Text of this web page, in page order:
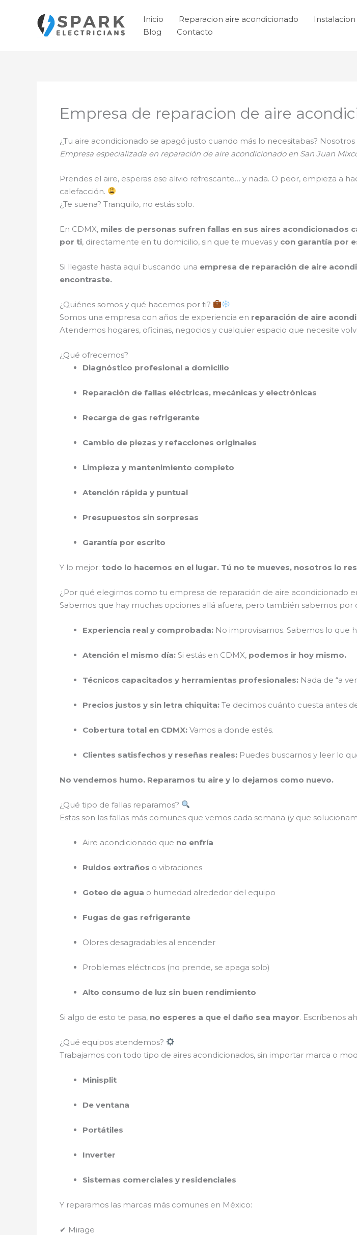
contenido
Inicio Reparacion aire acondicionado
Blog
Contacto
Empresa de reparacion de aire
¿Tu aire acondicionado se apagó justo cuando más lo necesitabas?
Empresa especializada en reparación de aire acondicionado en San Juan
Prendes el aire, esperas ese alivio refrescante… y nada. O peor, empieza a
calefacción.
¿Te suena? Tranquilo, no estás solo.
En CDMX, miles de personas sufren fallas en sus aires acondicionados
por ti, directamente en tu domicilio, sin que te muevas y con garantía por
Si llegaste hasta aquí buscando una empresa de reparación de aire
encontraste.
¿Quiénes somos y qué hacemos por ti?
Somos una empresa con años de experiencia en reparación de aire
Atendemos hogares, oficinas, negocios y cualquier espacio que necesite
¿Qué ofrecemos?
Diagnóstico profesional a domicilio
Reparación de fallas eléctricas, mecánicas y electrónicas
Recarga de gas refrigerante
Cambio de piezas y refacciones originales
Limpieza y mantenimiento completo
Atención rápida y puntual
Presupuestos sin sorpresas
Garantía por escrito
Y lo mejor: todo lo hacemos en el lugar. Tú no te mueves, nosotros lo
¿Por qué elegirnos como tu empresa de reparación de aire acondicionado
Sabemos que hay muchas opciones allá afuera, pero también sabemos por
Experiencia real y comprobada: No improvisamos. Sabemos lo que
Atención el mismo día: Si estás en CDMX, podemos ir hoy mismo.
Técnicos capacitados y herramientas profesionales: Nada de “a
Precios justos y sin letra chiquita: Te decimos cuánto cuesta antes
Cobertura total en CDMX: Vamos a donde estés.
Clientes satisfechos y reseñas reales: Puedes buscarnos y leer lo
No vendemos humo. Reparamos tu aire y lo dejamos como nuevo.
¿Qué tipo de fallas reparamos?
Estas son las fallas más comunes que vemos cada semana (y que
Aire acondicionado que no enfría
Ruidos extraños o vibraciones
Goteo de agua o humedad alrededor del equipo
Fugas de gas refrigerante
Olores desagradables al encender
Problemas eléctricos (no prende, se apaga solo)
Alto consumo de luz sin buen rendimiento
Si algo de esto te pasa, no esperes a que el daño sea mayor. Escríbenos
¿Qué equipos atendemos?
Trabajamos con todo tipo de aires acondicionados, sin importar marca o
Minisplit
De ventana
Portátiles
Inverter
Sistemas comerciales y residenciales
Y reparamos las marcas más comunes en México:
✔ Mirage